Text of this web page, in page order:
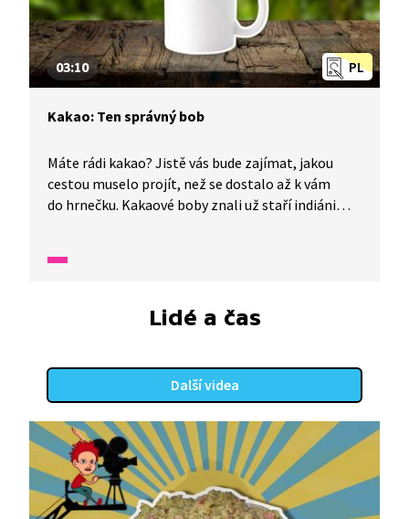
PL
03:10
Kakao: Ten správný bob
Máte rádi kakao? Jistě vás bude zajímat, jakou
cestou muselo projít, než se dostalo až k vám
do hrnečku. Kakaové boby znali už staří indiáni
a požívali ho jako rituální nápoj. Prvním
Kolumbus. Ale vůbec mu nechutnal. Proč?
Do Španělska ho přivezl až Hernán Cortés.
Lidé a čas
Další videa